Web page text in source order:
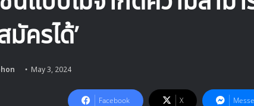
ครได้’
May 3, 2024
Facebook X